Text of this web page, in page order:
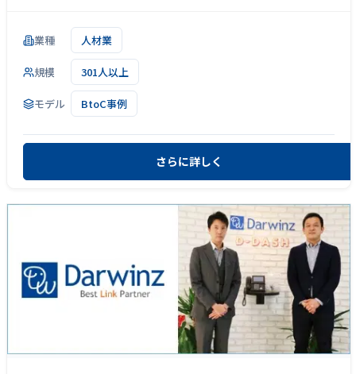
業種 人材業
規模 301人以上
モデル BtoC事例
さらに詳しく